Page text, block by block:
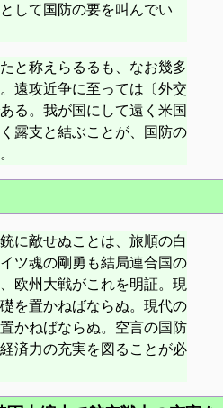
して国防の要を叫んでい
と称えらるるも、なお幾多
遠攻近争に至っては〔外交
る。我が国にして遠く米国
露支と結ぶことが、国防の
に敵せぬことは、旅順の白
ツ魂の剛勇も結局連合国の
欧州大戦がこれを明証。現
を置かねばならぬ。現代の
かねばならぬ。空言の国防
済力の充実を図ることが必